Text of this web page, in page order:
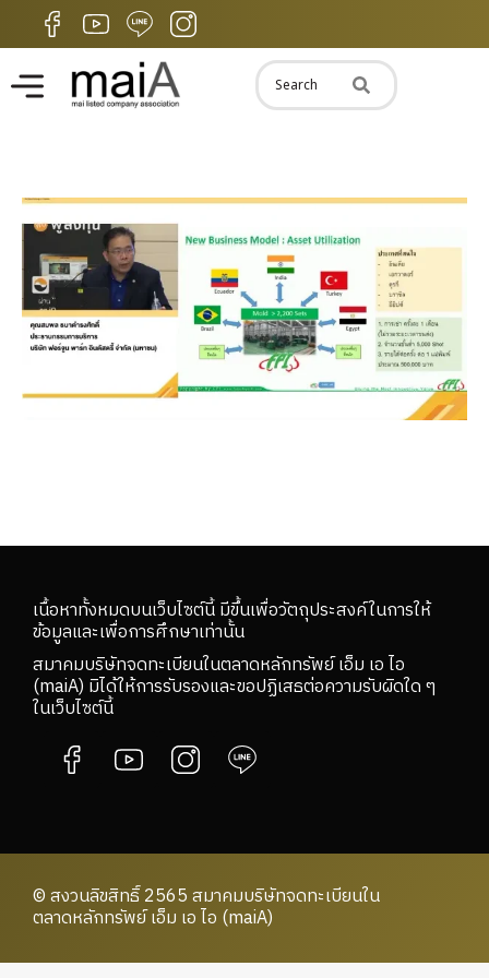
เนื้อหาทั้งหมดบนเว็บไซต์นี้ มีขึ้นเพื่อวัตถุประสงค์ในการให้
ข้อมูลและเพื่อการศึกษาเท่านั้น
สมาคมบริษัทจดทะเบียนในตลาดหลักทรัพย์ เอ็ม เอ ไอ
(maiA) มิได้ให้การรับรองและขอปฏิเสธต่อความรับผิดใด ๆ
ในเว็บไซต์นี้
© สงวนลิขสิทธิ์ 2565 สมาคมบริษัทจดทะเบียนใน
ตลาดหลักทรัพย์ เอ็ม เอ ไอ (maiA)